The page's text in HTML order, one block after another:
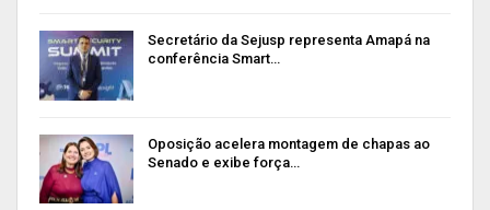
Secretário da Sejusp representa Amapá na
conferência Smart…
Oposição acelera montagem de chapas ao
Senado e exibe força…